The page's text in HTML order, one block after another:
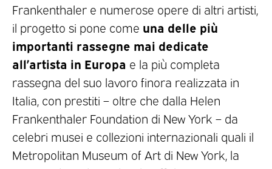
Frankenthaler e numerose opere di altri artisti,
il progetto si pone come una delle più
importanti rassegne mai dedicate
all’artista in Europa e la più completa
rassegna del suo lavoro finora realizzata in
Italia, con prestiti – oltre che dalla Helen
Frankenthaler Foundation di New York – da
celebri musei e collezioni internazionali quali il
Metropolitan Museum of Art di New York, la